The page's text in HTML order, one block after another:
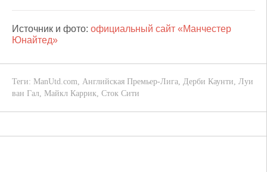
Источник и фото: официальный сайт «Манчестер
Юнайтед»
Теги: ManUtd.com, Английская Премьер-Лига, Дерби Каунти, Луи
ван Гал, Майкл Каррик, Сток Сити